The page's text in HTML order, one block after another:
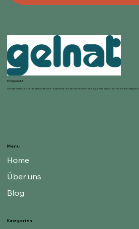
info@gelnat.it
Gelnat entstand aus der Leidenschaft seiner Eigentümer für die Speiseeisherstellung, einer Welt, in der sie seit 1950 tätig sind.
Kategorien
Menu
Home
Über uns
Blog